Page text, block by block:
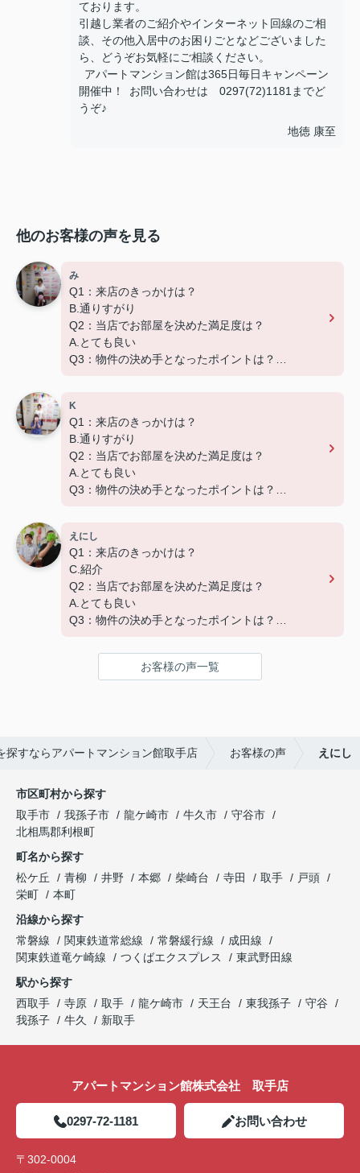
ております。
引越し業者のご紹介やインターネット回線のご相
談、その他入居中のお困りごとなどございました
ら、どうぞお気軽にご相談ください。
アパートマンション館は365日毎日キャンペーン
開催中！ お問い合わせは 0297(72)1181までど
うぞ♪
地徳 康至
他のお客様の声を見る
み
Q1：来店のきっかけは？
B.通りすがり
Q2：当店でお部屋を決めた満足度は？
A.とても良い
Q3：物件の決め手となったポイントは？
この度は弊社でのご契約ありがとうございました！
アパートマンション館では、お部屋のご紹介だけで
なく、入居後のアフターフォローもさせて頂いてお
ります。
引越し業者のご紹介やインターネット回線のご相
談、その他入居中のお困りごとなどございました
開催中！ お問い合わせは 0297(72)1181までどう
ぞ♪
K
Q1：来店のきっかけは？
B.通りすがり
Q2：当店でお部屋を決めた満足度は？
A.とても良い
Q3：物件の決め手となったポイントは？
早めの対応でご迷惑おかけいたしました。
ありがとうございました。
この度は弊社でのご契約ありがとうございました！
アパートマンション館では、お部屋のご紹介だけで
なく、入居後のアフターフォローもさせて頂いてお
引越し業者のご紹介やインターネット回線のご相
談、その他入居中のお困りごとなどございました
えにし
Q1：来店のきっかけは？
C.紹介
Q2：当店でお部屋を決めた満足度は？
A.とても良い
Q3：物件の決め手となったポイントは？
この度は弊社でのご契約ありがとうございました！
引越し業者のご紹介やインターネット回線のご相
談、その他入居中のお困りごとなどございました
ら、どうぞお気軽にご相談ください。
アパートマンション館は365日毎日キャンペーン
ぞ♪
お客様の声一覧
探すならアパートマンション館取手店 お客様の声 えにし
市区町村から探す
取手市
我孫子市 龍ケ崎市 牛久市
守谷市
北相馬郡利根町
町名から探す
松ケ丘
青柳 井野 本郷 柴崎台 寺田 取手
戸頭
栄町
本町
沿線から探す
常磐線
関東鉄道常総線 常磐緩行線
成田線
関東鉄道竜ケ崎線
つくばエクスプレス
東武野田線
駅から探す
西取手
寺原 取手 龍ケ崎市 天王台 東我孫子
守谷
我孫子
牛久 新取手
アパートマンション館株式会社 取手店
0297-72-1181 お問い合わせ
〒302-0004